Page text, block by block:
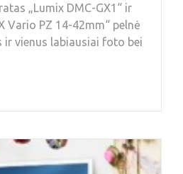
„Lumix DMC-GX1“ ir
Vario PZ 14-42mm“ pelnė
ir vienus labiausiai foto bei